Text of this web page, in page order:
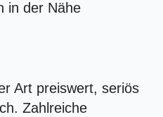
Art preiswert, seriös
Zahlreiche